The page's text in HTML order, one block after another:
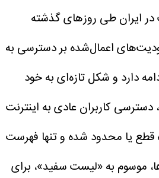
ایران طی روزهای گذشته
اعمال‌شده بر دسترسی به
دارد و شکل تازه‌ای به خود
دسترسی کاربران عادی به اینترنت
قطع یا محدود شده و تنها فهرست
به «لیست سفید»، برای